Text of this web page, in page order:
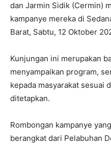
dan Jarmin Sidik (Cermin)
kampanye mereka di
Barat, Sabtu, 12 Oktober
Kunjungan ini merupakan
menyampaikan program,
kepada masyarakat sesuai
ditetapkan.
Rombongan kampanye
berangkat dari Pelabuhan